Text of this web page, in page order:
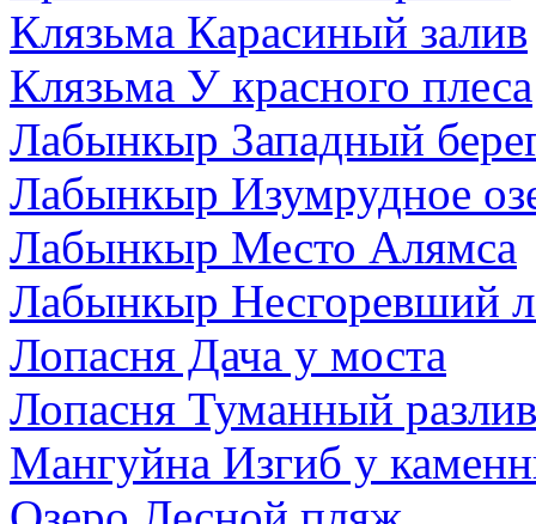
Клязьма Карасиный залив
Клязьма У красного плеса
Лабынкыр Западный
Лабынкыр Изумрудное
Лабынкыр Место Алямса
Лабынкыр Несгоревший
Лопасня Дача у моста
Лопасня Туманный разлив
Мангуйна Изгиб у